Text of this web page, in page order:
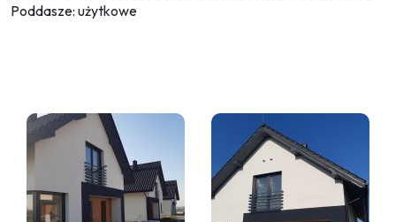
Poddasze: użytkowe